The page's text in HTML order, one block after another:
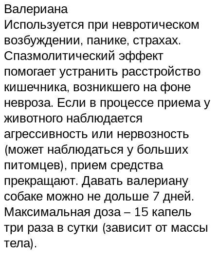
Валериана
Используется при невротическом
возбуждении, панике, страхах.
Спазмолитический эффект
помогает устранить расстройство
кишечника, возникшего на фоне
невроза. Если в процессе приема у
животного наблюдается
агрессивность или нервозность
(может наблюдаться у больших
питомцев), прием средства
прекращают. Давать валериану
собаке можно не дольше 7 дней.
Максимальная доза – 15 капель
три раза в сутки (зависит от массы
тела).